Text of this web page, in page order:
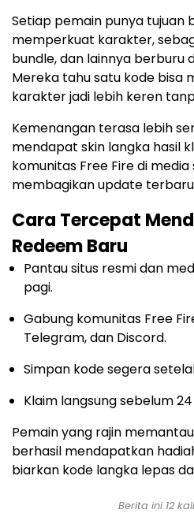
Setiap pemain punya tujuan
memperkuat karakter,
bundle, dan lainnya berburu
Mereka tahu satu kode bisa
karakter jadi lebih keren
Kemenangan terasa lebih
mendapat skin langka hasil
komunitas Free Fire di
membagikan update
Cara Tercepat
Redeem Baru
Pantau situs resmi dan
pagi.
Gabung komunitas Free
Telegram, dan Discord.
Simpan kode segera
Klaim langsung sebelum
Pemain yang rajin
berhasil mendapatkan
biarkan kode langka lepas
Berita ini 12